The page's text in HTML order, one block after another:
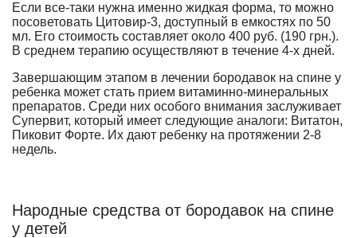
Если все-таки нужна именно жидкая форма, то можно
посоветовать Цитовир-3, доступный в емкостях по 50
мл. Его стоимость составляет около 400 руб. (190 грн.).
В среднем терапию осуществляют в течение 4-х дней.
Завершающим этапом в лечении бородавок на спине у
ребенка может стать прием витаминно-минеральных
препаратов. Среди них особого внимания заслуживает
Супервит, который имеет следующие аналоги: Витатон,
Пиковит Форте. Их дают ребенку на протяжении 2-8
недель.
Народные средства от бородавок на спине
у детей